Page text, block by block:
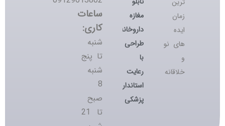
زمان
ایده
های نو
و
خلاقانه
مغازه
داروخانه؛
طراحی
با
رعایت
استانداردهای
پزشکی
ساعات
کاری:
شنبه
تا پنج
شنبه
8
صبح
تا 21